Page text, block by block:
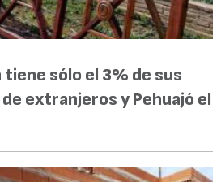
sólo el 3% de sus
extranjeros y Pehuajó el